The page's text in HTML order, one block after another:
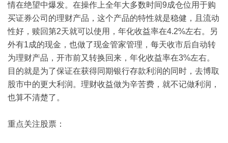
情在绝望中爆发。在操作上全年大多数时间9成仓位用于购
买证券公司的理财产品，这个产品的特性就是稳健，且流动
性好，赎回第2天就可以使用，年化收益率在4.2%左右。另
外有1成的现金，也做了现金管家管理，每天收市后自动转
为理财产品，开市前又转换回来，年化收益率在3%左右。
目的就是为了保证在获得同期银行存款利润的同时，去博取
股市中的更大利润。理财收益做为辛苦费，就不记做利润，
也算不清楚了。
重点关注股票：